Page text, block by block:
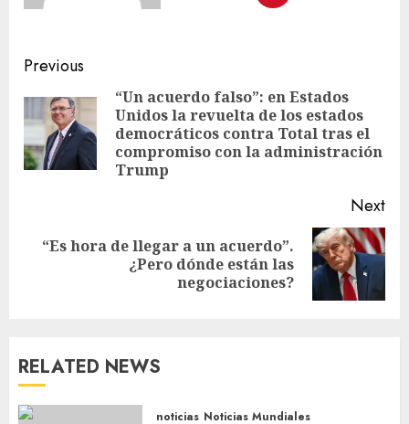
Previous
“Un acuerdo falso”: en Estados
Unidos la revuelta de los estados
democráticos contra Total tras el
compromiso con la administración
Trump
Next
“Es hora de llegar a un acuerdo”.
¿Pero dónde están las
negociaciones?
RELATED NEWS
noticias Noticias Mundiales